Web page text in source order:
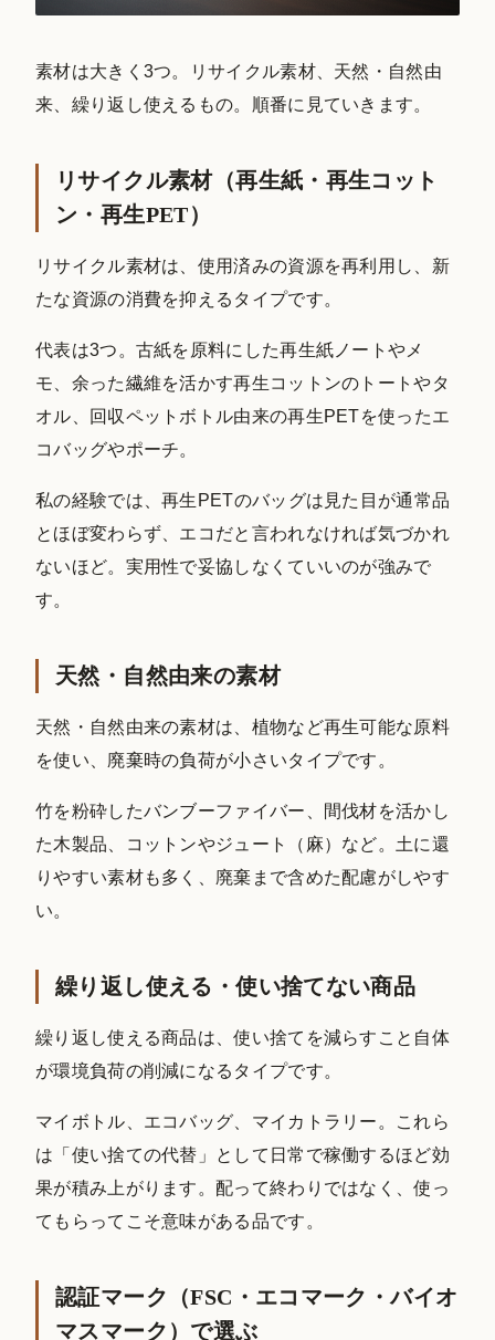
素材は大きく3つ。リサイクル素材、天然・自然由
来、繰り返し使えるもの。順番に見ていきます。
リサイクル素材（再生紙・再生コット
ン・再生PET）
リサイクル素材は、使用済みの資源を再利用し、新
たな資源の消費を抑えるタイプです。
代表は3つ。古紙を原料にした再生紙ノートやメ
モ、余った繊維を活かす再生コットンのトートやタ
オル、回収ペットボトル由来の再生PETを使ったエ
コバッグやポーチ。
私の経験では、再生PETのバッグは見た目が通常品
とほぼ変わらず、エコだと言われなければ気づかれ
ないほど。実用性で妥協しなくていいのが強みで
す。
天然・自然由来の素材
天然・自然由来の素材は、植物など再生可能な原料
を使い、廃棄時の負荷が小さいタイプです。
竹を粉砕したバンブーファイバー、間伐材を活かし
た木製品、コットンやジュート（麻）など。土に還
りやすい素材も多く、廃棄まで含めた配慮がしやす
い。
繰り返し使える・使い捨てない商品
繰り返し使える商品は、使い捨てを減らすこと自体
が環境負荷の削減になるタイプです。
マイボトル、エコバッグ、マイカトラリー。これら
は「使い捨ての代替」として日常で稼働するほど効
果が積み上がります。配って終わりではなく、使っ
てもらってこそ意味がある品です。
認証マーク（FSC・エコマーク・バイオ
マスマーク）で選ぶ